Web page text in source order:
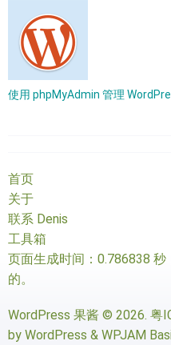
使用 phpMyAdmin 管理
首页
关于
联系 Denis
工具箱
页面生成时间：0.786838 秒
的。
WordPress 果酱 © 2026. 粤
by WordPress & WPJAM